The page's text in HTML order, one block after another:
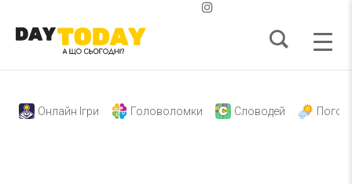
Онлайн Ігри Головоломки Словодей